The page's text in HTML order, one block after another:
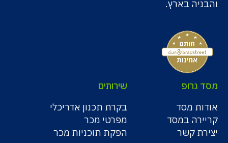
שירותים
בקרת תכנון אדריכלי
מפרטי מכר
הפקת תוכניות מכר
מסד גרופ
אודות מסד
קריירה במסד
יצירת קשר
והבניה בארץ.